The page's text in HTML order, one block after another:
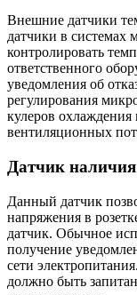
Внешние датчики
датчики в
контролировать
ответственного
уведомления об
регулирования
кулеров
вентиляционных
Датчик
Данный датчик
напряжения в
датчик. Обычное
получение
сети
должно быть